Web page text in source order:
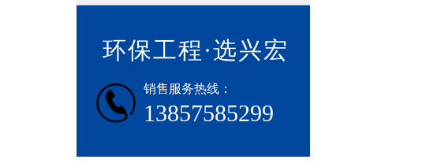
环保工程·选兴宏
销售服务热线：
13857585299